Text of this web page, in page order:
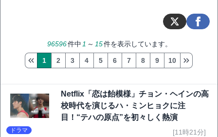
96596件中 1 ～ 15件を表示しています。
1 2 3 4 5 6 7 8 9 10
Netflix「恋は飴模様」チョン・ヘインの高
校時代を演じるハ・ミンヒョクに注
目！“テハの原点”を初々しく熱演
ドラマ [11時21分]